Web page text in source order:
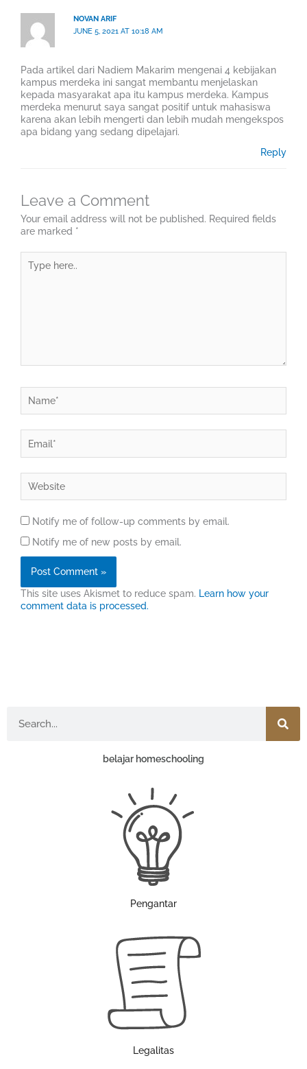
NOVAN ARIF
JUNE 5, 2021 AT 10:18 AM
Pada artikel dari Nadiem Makarim mengenai 4 kebijakan
kampus merdeka ini sangat membantu menjelaskan
kepada masyarakat apa itu kampus merdeka. Kampus
merdeka menurut saya sangat positif untuk mahasiswa
karena akan lebih mengerti dan lebih mudah mengekspos
apa bidang yang sedang dipelajari.
Reply
Leave a Comment
Your email address will not be published. Required fields
are marked *
here..
Notify me of follow-up comments by email.
Notify me of new posts by email.
This site uses Akismet to reduce spam. Learn how your
comment data is processed.
belajar homeschooling
Pengantar
Legalitas